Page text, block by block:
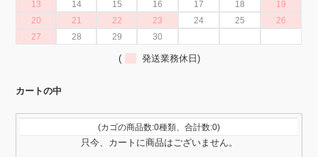
13
14 15 16 17 18
19
20
21 22 23 24 25
26
27
28 29 30
( 発送業務休日)
カートの中
(カゴの商品数:0種類、合計数:0)
只今、カートに商品はございません。